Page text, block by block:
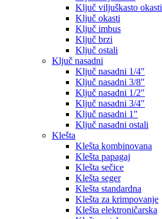
Ključ viljuškasto okasti
Ključ okasti
Ključ imbus
Ključ brzi
Ključ ostali
Ključ nasadni
Ključ nasadni 1/4″
Ključ nasadni 3/8″
Ključ nasadni 1/2″
Ključ nasadni 3/4″
Ključ nasadni 1″
Ključ nasadni ostali
Klešta
Klešta kombinovana
Klešta papagaj
Klešta sečice
Klešta seger
Klešta standardna
Klešta za krimpovanje
Klešta elektroničarska